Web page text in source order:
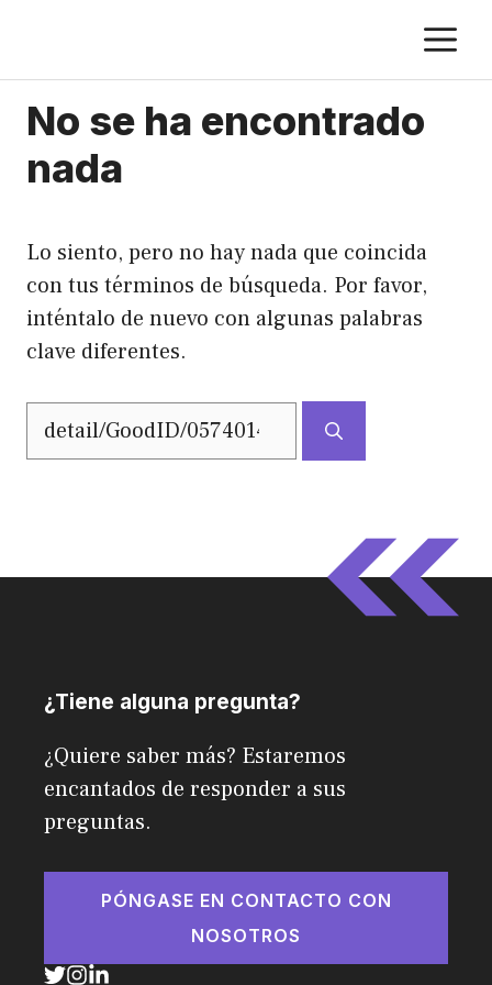
contenido
No se ha encontrado
nada
Lo siento, pero no hay nada que coincida
con tus términos de búsqueda. Por favor,
inténtalo de nuevo con algunas palabras
clave diferentes.
Buscar:
¿Tiene alguna pregunta?
¿Quiere saber más? Estaremos
encantados de responder a sus
preguntas.
PÓNGASE EN CONTACTO CON
NOSOTROS